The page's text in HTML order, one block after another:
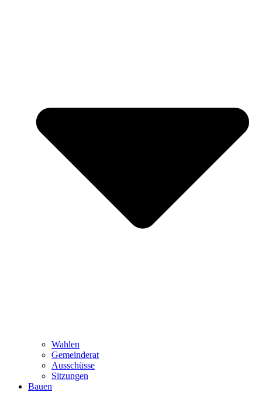
Wahlen
Gemeinderat
Ausschüsse
Sitzungen
Bauen